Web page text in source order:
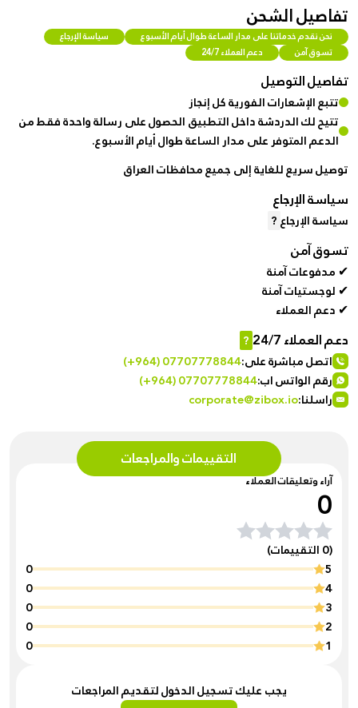
التقييمات والمراجعات
آراء وتعليقات العملاء
0
(0 التقييمات)
5
0
4
0
3
0
2
0
1
0
يجب عليك تسجيل الدخول لتقديم المراجعات
تفاصيل الشحن
نحن نقدم خدماتنا على مدار الساعة طوال أيام الأسبوع
سياسة الإرجاع
تسوق آمن
دعم العملاء 24/7
تفاصيل التوصيل
تتبع الإشعارات الفورية كل إنجاز
تتيح لك الدردشة داخل التطبيق الحصول على رسالة واحدة فقط من
الدعم المتوفر على مدار الساعة طوال أيام الأسبوع.
توصيل سريع للغاية إلى جميع محافظات العراق
سياسة الإرجاع
سياسة الإرجاع?
تسوق آمن
✔ مدفوعات آمنة
✔ لوجستيات آمنة
✔ دعم العملاء
دعم العملاء 24/7
?
اتصل مباشرة على:(+964) 07707778844
رقم الواتس اب:(+964) 07707778844
راسلنا:corporate@zibox.io